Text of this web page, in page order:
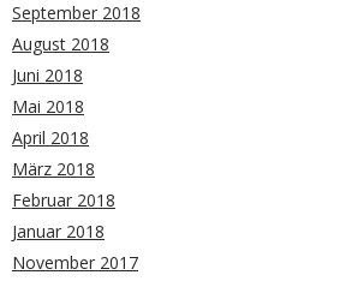
September 2018
August 2018
Juni 2018
Mai 2018
April 2018
März 2018
Februar 2018
Januar 2018
November 2017